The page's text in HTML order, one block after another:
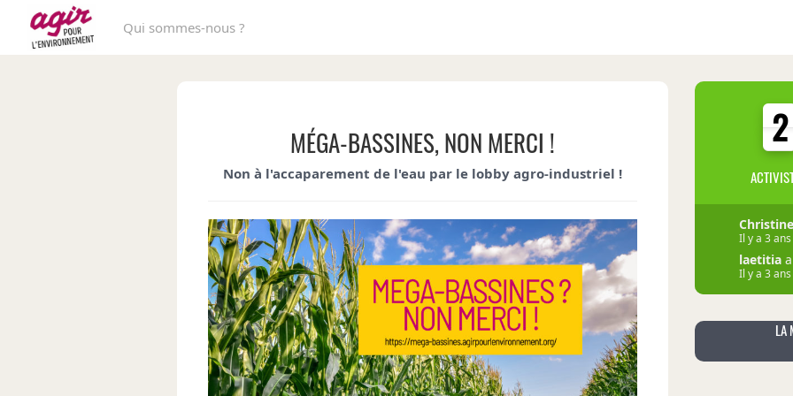
Qui sommes-nous ?
MÉGA-BASSINES, NON MERCI !
Non à l'accaparement de l'eau par le lobby agro-industriel !
2
2
Érica
Il y a 2 ans
Christine
Il y a 3 ans
laetitiaa
LA